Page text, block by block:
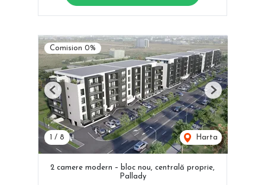
Comision 0%
1 / 8 Harta
Previous Next
2 camere modern – bloc nou, centrală proprie,
Pallady